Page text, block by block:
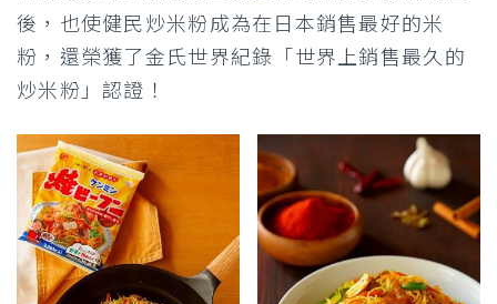
後，也使健民炒米粉成為在日本銷售最好的米
粉，還榮獲了金氏世界紀錄「世界上銷售最久的
炒米粉」認證！